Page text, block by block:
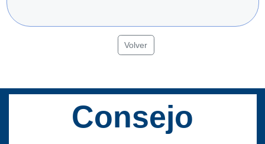
Volver
Consejo